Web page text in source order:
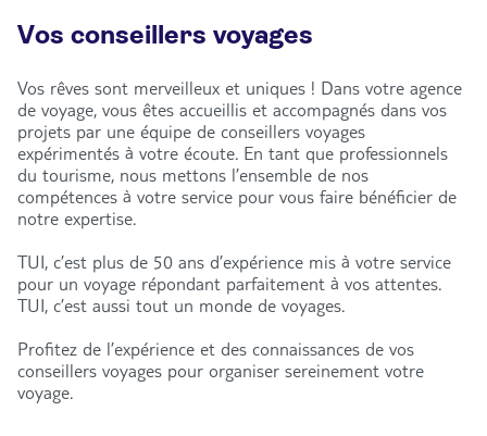
Vos conseillers voyages
Vos rêves sont merveilleux et uniques ! Dans votre agence
de voyage, vous êtes accueillis et accompagnés dans vos
projets par une équipe de conseillers voyages
expérimentés à votre écoute. En tant que professionnels
du tourisme, nous mettons l’ensemble de nos
compétences à votre service pour vous faire bénéficier de
notre expertise.
TUI, c’est plus de 50 ans d’expérience mis à votre service
pour un voyage répondant parfaitement à vos attentes.
TUI, c’est aussi tout un monde de voyages.
Profitez de l’expérience et des connaissances de vos
conseillers voyages pour organiser sereinement votre
voyage.